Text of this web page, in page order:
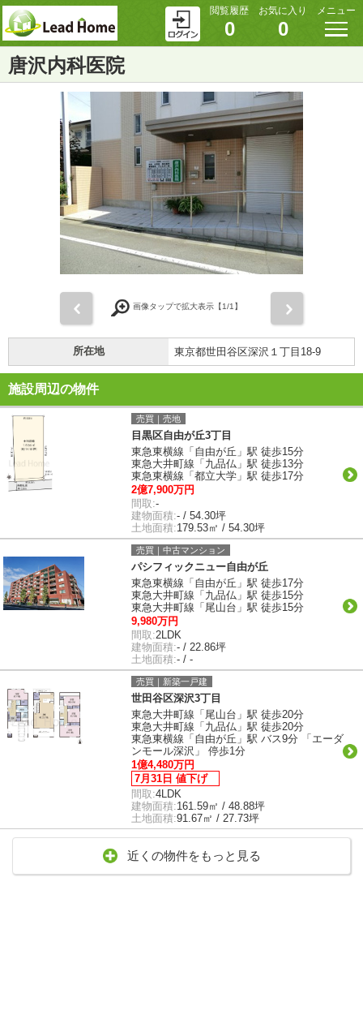
閲覧履歴
0
お気に入り
0
メニュー
唐沢内科医院
画像タップで拡大表示【1/1】
所在地 東京都世田谷区深沢１丁目18-9
施設周辺の物件
売買｜売地
目黒区自由が丘3丁目
東急東横線「自由が丘」駅 徒歩15分
東急大井町線「九品仏」駅 徒歩13分
東急東横線「都立大学」駅 徒歩17分
2億7,900万円
間取:-
建物面積:- / 54.30坪
土地面積:179.53㎡ / 54.30坪
売買｜中古マンション
パシフィックニュー自由が丘
東急東横線「自由が丘」駅 徒歩17分
東急大井町線「九品仏」駅 徒歩15分
東急大井町線「尾山台」駅 徒歩15分
9,980万円
間取:2LDK
建物面積:- / 22.86坪
土地面積:- / -
売買｜新築一戸建
世田谷区深沢3丁目
東急大井町線「尾山台」駅 徒歩20分
東急大井町線「九品仏」駅 徒歩20分
東急東横線「自由が丘」駅 バス9分 「エーダ
ンモール深沢」 停歩1分
1億4,480万円
7月31日 値下げ
間取:4LDK
建物面積:161.59㎡ / 48.88坪
土地面積:91.67㎡ / 27.73坪
近くの物件をもっと見る